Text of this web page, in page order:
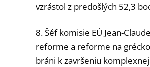
vzrástol z predošlých 52,3
8. Šéf komisie EÚ Jean-
reforme a reforme na
bráni k završeniu